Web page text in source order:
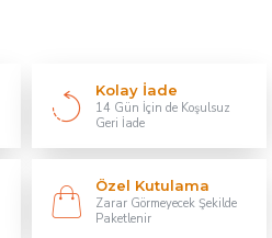
Kolay İade
14 Gün İçin de Koşulsuz
Geri İade
Özel Kutulama
Zarar Görmeyecek Şekilde
Paketlenir